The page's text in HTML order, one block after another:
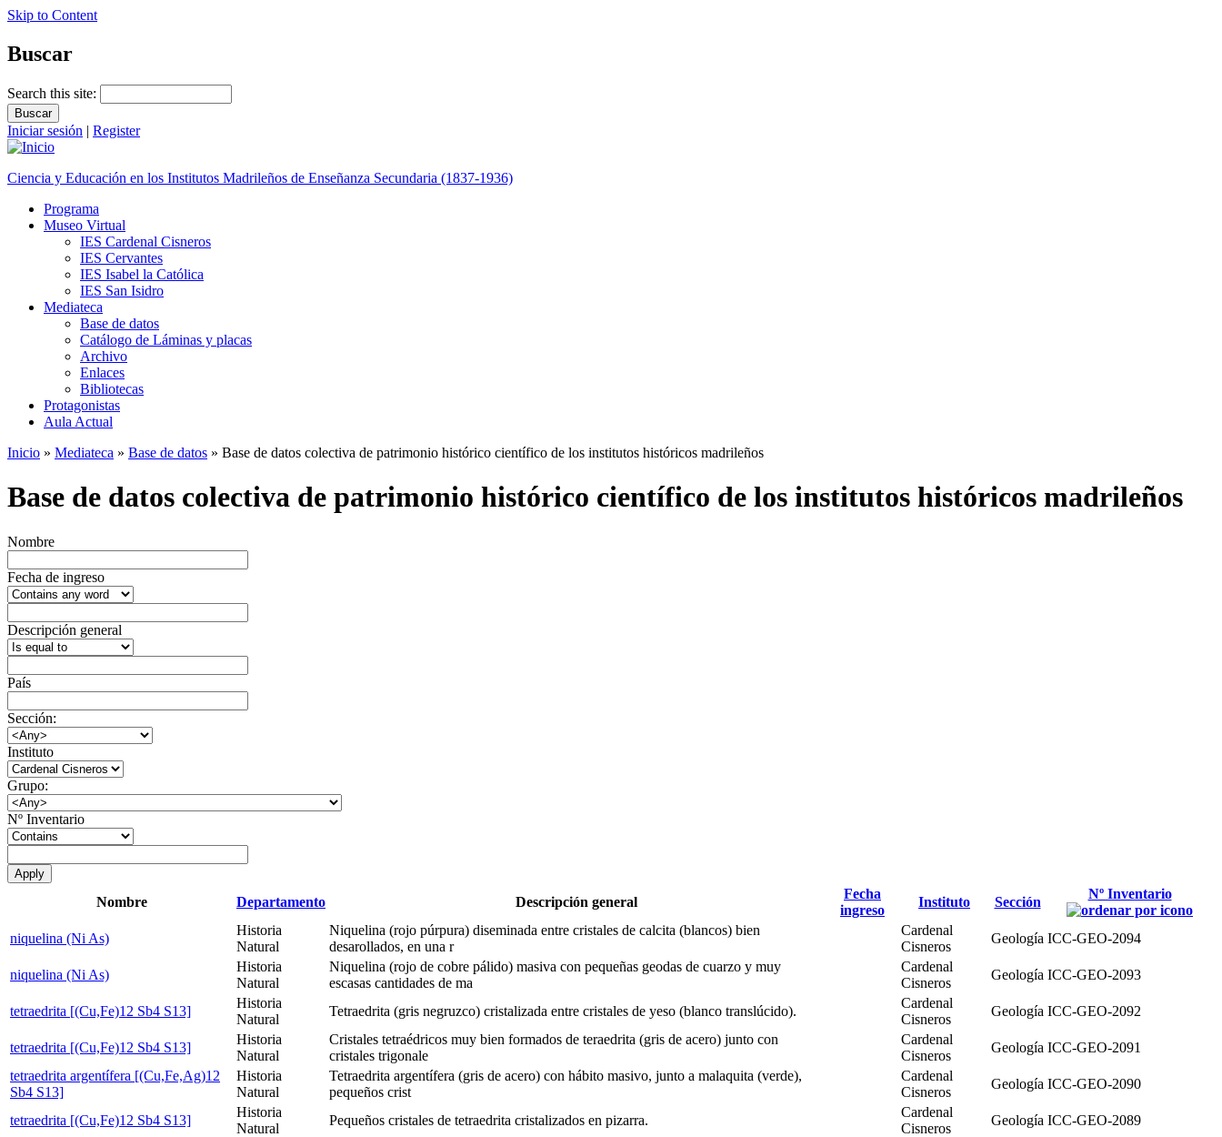
Skip to Content
Buscar
Search this site:
Iniciar sesión | Register
Ciencia y Educación en los Institutos Madrileños de Enseñanza Secundaria (1837-1936)
Programa
Museo Virtual
IES Cardenal Cisneros
IES Cervantes
IES Isabel la Católica
IES San Isidro
Mediateca
Base de datos
Catálogo de Láminas y placas
Archivo
Enlaces
Bibliotecas
Protagonistas
Aula Actual
Inicio » Mediateca » Base de datos » Base de datos colectiva de patrimonio histórico científico de los institutos históricos madrileños
Base de datos colectiva de patrimonio histórico científico de los institutos históricos madrileños
Nombre
Fecha de ingreso
Descripción general
País
Sección:
Instituto
Grupo:
Nº Inventario
Nombre Departamento Descripción general
Fecha
ingreso
Instituto Sección
Nº Inventario
niquelina (Ni As)
Historia
Natural
Niquelina (rojo púrpura) diseminada entre cristales de calcita (blancos) bien
desarollados, en una r
Cardenal
Cisneros
Geología ICC-GEO-2094
niquelina (Ni As)
Historia
Natural
Niquelina (rojo de cobre pálido) masiva con pequeñas geodas de cuarzo y muy
escasas cantidades de ma
Cardenal
Cisneros
Geología ICC-GEO-2093
tetraedrita [(Cu,Fe)12 Sb4 S13]
Historia
Natural
Tetraedrita (gris negruzco) cristalizada entre cristales de yeso (blanco translúcido).
Cardenal
Cisneros
Geología ICC-GEO-2092
tetraedrita [(Cu,Fe)12 Sb4 S13]
Historia
Natural
Cristales tetraédricos muy bien formados de teraedrita (gris de acero) junto con
cristales trigonale
Cardenal
Cisneros
Geología ICC-GEO-2091
tetraedrita argentífera [(Cu,Fe,Ag)12
Sb4 S13]
Historia
Natural
Tetraedrita argentífera (gris de acero) con hábito masivo, junto a malaquita (verde),
pequeños crist
Cardenal
Cisneros
Geología ICC-GEO-2090
tetraedrita [(Cu,Fe)12 Sb4 S13]
Historia
Natural
Pequeños cristales de tetraedrita cristalizados en pizarra.
Cardenal
Cisneros
Geología ICC-GEO-2089